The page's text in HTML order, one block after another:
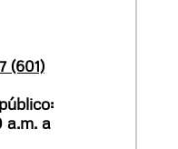
(601)
a.m. a